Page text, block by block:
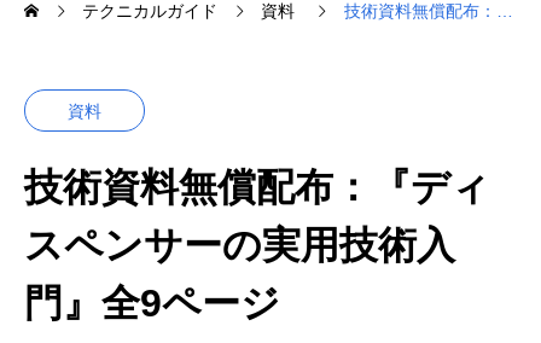
テクニカルガイド 資料 技術資料無償配布：『ディスペンサーの実用技術入門』全9ページ
資料
技術資料無償配布：『ディ
スペンサーの実用技術入
門』全9ページ